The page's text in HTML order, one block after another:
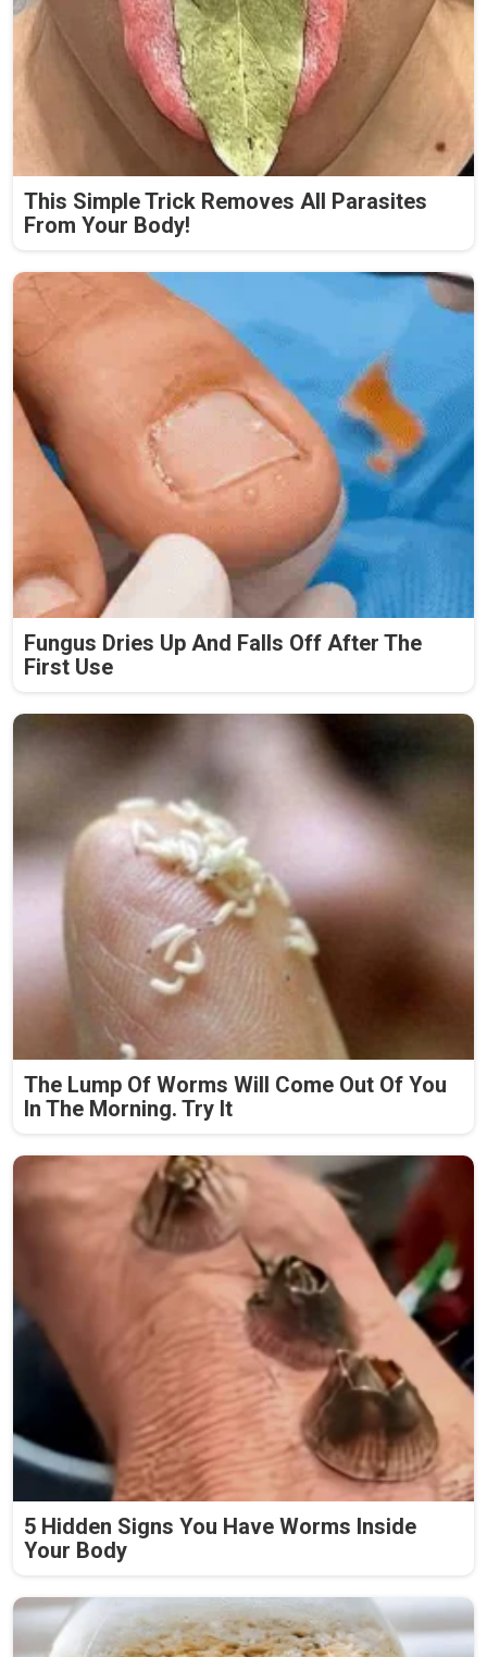
This Simple Trick Removes All Parasites
From Your Body!
Fungus Dries Up And Falls Off After The
First Use
The Lump Of Worms Will Come Out Of You
In The Morning. Try It
5 Hidden Signs You Have Worms Inside
Your Body